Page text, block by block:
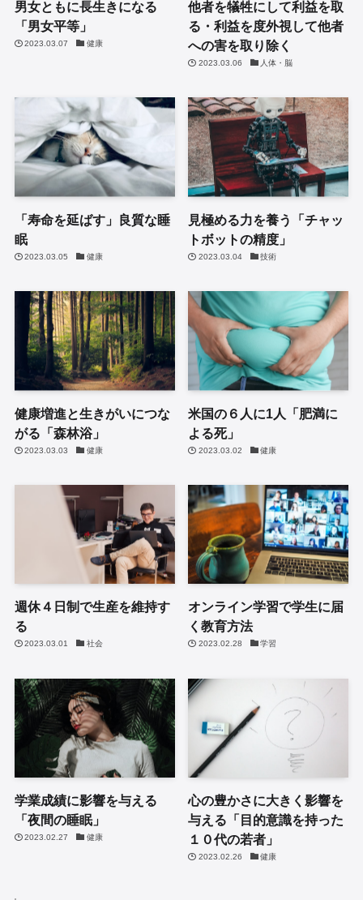
男女ともに長生きになる
「男女平等」
2023.03.07 健康
他者を犠牲にして利益を取
る・利益を度外視して他者
への害を取り除く
2023.03.06 人体・脳
「寿命を延ばす」良質な睡
眠
2023.03.05 健康
見極める力を養う「チャッ
トボットの精度」
2023.03.04 技術
健康増進と生きがいにつな
がる「森林浴」
2023.03.03 健康
米国の６人に1人「肥満に
よる死」
2023.03.02 健康
週休４日制で生産を維持す
る
2023.03.01 社会
オンライン学習で学生に届
く教育方法
2023.02.28 学習
学業成績に影響を与える
「夜間の睡眠」
2023.02.27 健康
心の豊かさに大きく影響を
与える「目的意識を持った
１０代の若者」
2023.02.26 健康